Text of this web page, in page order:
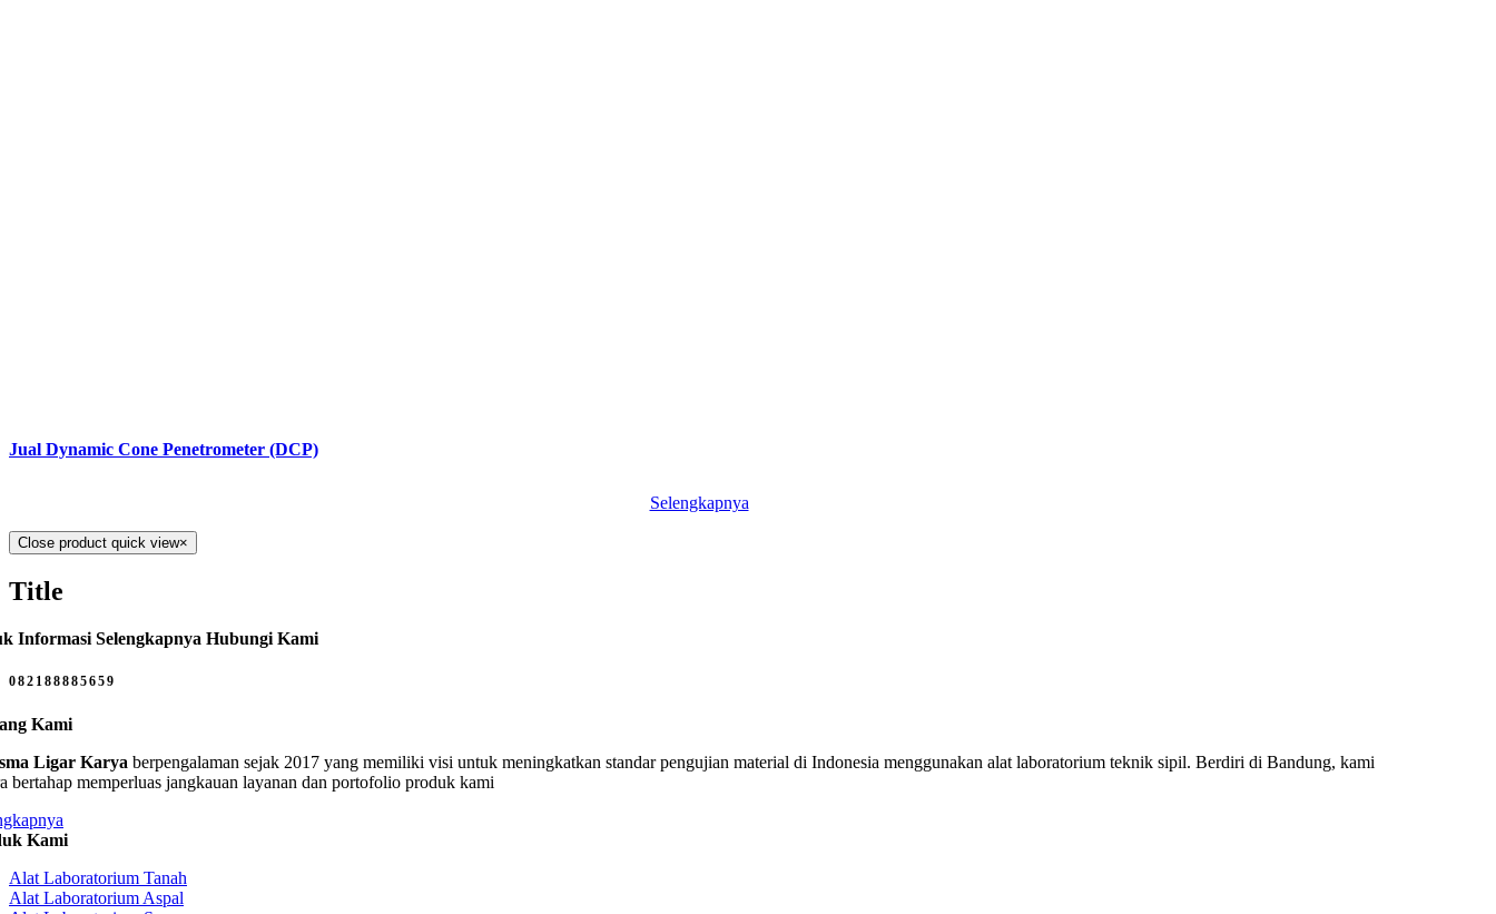
Jual Dynamic Cone Penetrometer (DCP)
Selengkapnya
Close product quick view×
Title
Informasi Selengkapnya Hubungi Kami
082188885659
Kami
Ligar Karya berpengalaman sejak 2017 yang memiliki visi untuk meningkatkan standar pengujian material di Indonesia menggunakan alat laboratorium teknik sipil. Berdiri di Bandung, kami
bertahap memperluas jangkauan layanan dan portofolio produk kami
Kami
Alat Laboratorium Tanah
Alat Laboratorium Aspal